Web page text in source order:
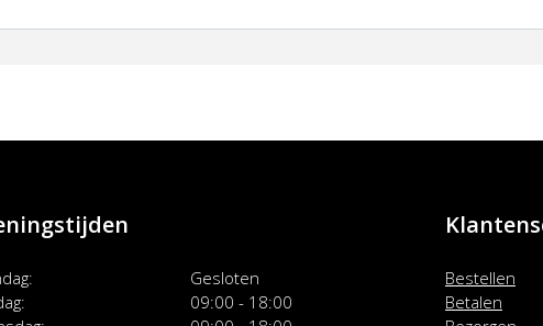
Gesloten
09:00 - 18:00
Bestellen
Betalen